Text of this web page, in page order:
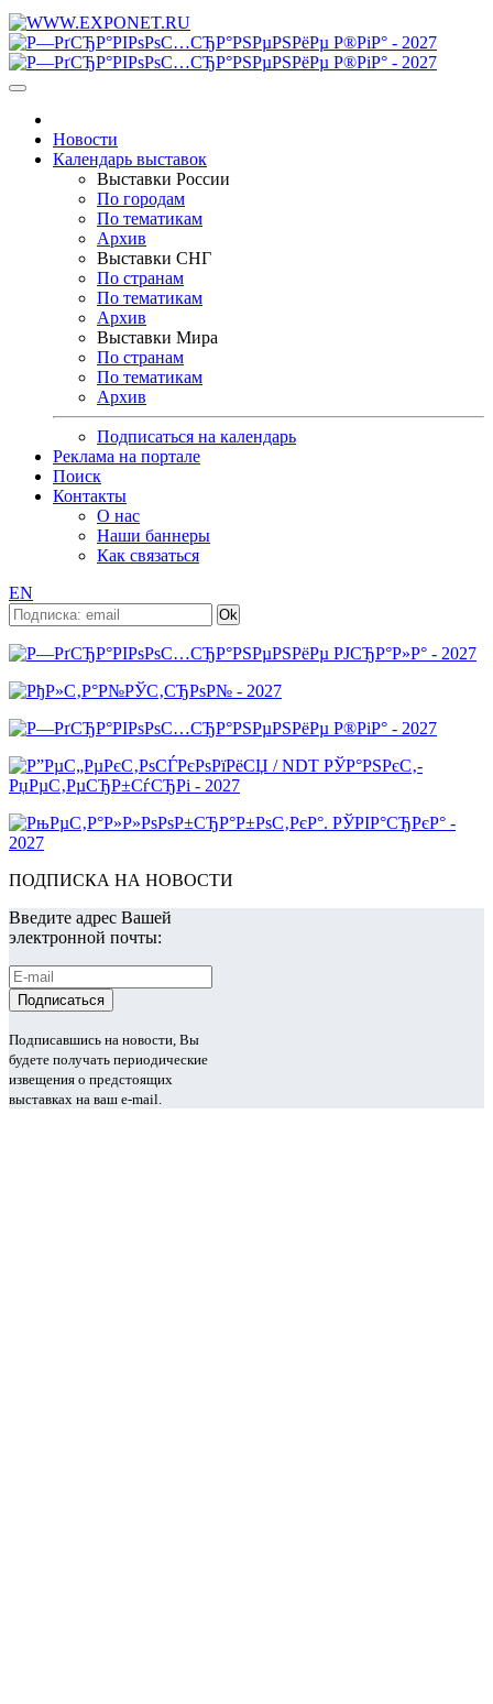
Новости
Календарь выставок
Выставки России
По городам
По тематикам
Архив
Выставки СНГ
По странам
По тематикам
Архив
Выставки Мира
По странам
По тематикам
Архив
Подписаться на календарь
Реклама на портале
Поиск
Контакты
О нас
Наши баннеры
Как связаться
EN
ПОДПИСКА НА НОВОСТИ
Введите адрес Вашей
электронной почты:
Подписавшись на новости, Вы
будете получать периодические
извещения о предстоящих
выставках на ваш e-mail.